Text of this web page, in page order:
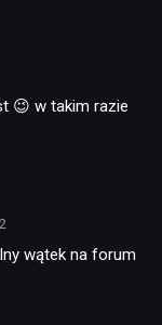
😉 w takim razie
wątek na forum